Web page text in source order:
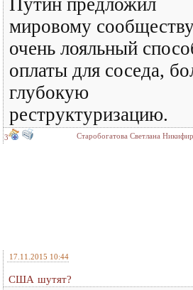
Путин предложил
мировому
очень лояльный
оплаты для соседа,
глубокую
реструктуризацию.
3 Старобогатова Светлана
17.11.2015 10:44
США шутят?